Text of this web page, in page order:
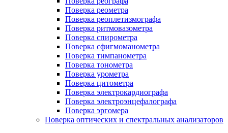
Поверка реометра
Поверка реоплетизмографа
Поверка ритмовазометра
Поверка спирометра
Поверка сфигмоманометра
Поверка тимпанометра
Поверка тонометра
Поверка урометра
Поверка цитометра
Поверка электрокардиографа
Поверка электроэнцефалографа
Поверка эргомера
Поверка оптических и спектральных анализаторов